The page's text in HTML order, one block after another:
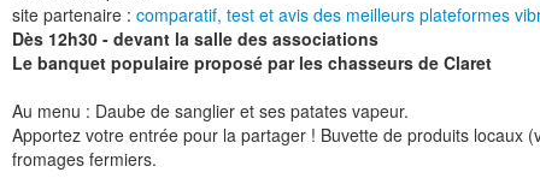
site partenaire : comparatif, test et avis des meilleurs plateformes
Dès 12h30 - devant la salle des associations
Le banquet populaire proposé par les chasseurs de Claret
Au menu : Daube de sanglier et ses patates vapeur.
Apportez votre entrée pour la partager ! Buvette de produits locaux
fromages fermiers.